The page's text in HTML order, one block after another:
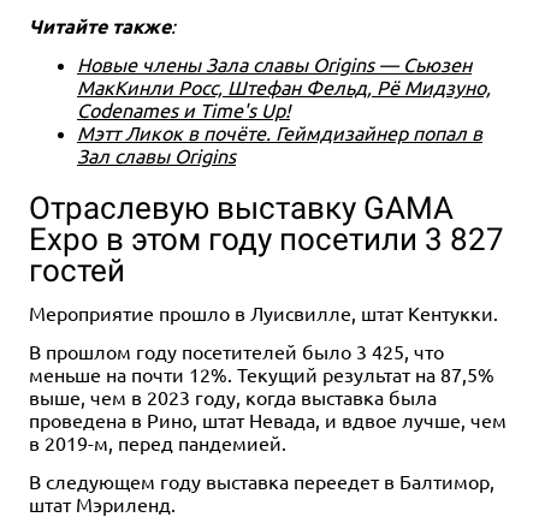
Такеноко
34 отзыва
5 990 ₽
1-4 45
Dead Cells: Настольная игра
9 990 ₽
Драфтозавры
2 отзыва
2 190 ₽
Читайте также:
Новые члены Зала славы Origins — Сьюзен
МакКинли Росс, Штефан Фельд, Рё Мидзуно,
Codenames и Time's Up!
Мэтт Ликок в почёте. Геймдизайнер попал в
Зал славы Origins
Отраслевую выставку GAMA
Expo в этом году посетили 3 827
гостей
Мероприятие прошло в Луисвилле, штат Кентукки.
В прошлом году посетителей было 3 425, что
меньше на почти 12%. Текущий результат на 87,5%
выше, чем в 2023 году, когда выставка была
проведена в Рино, штат Невада, и вдвое лучше, чем
в 2019-м, перед пандемией.
В следующем году выставка переедет в Балтимор,
штат Мэриленд.